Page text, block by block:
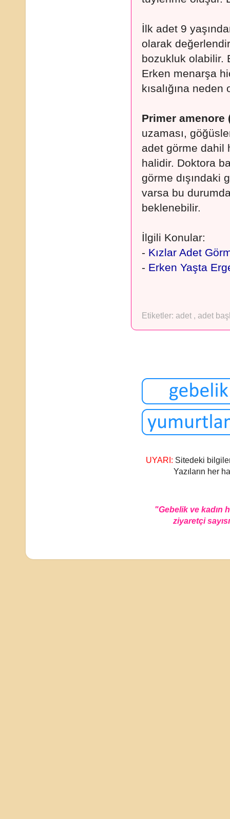
İlk adet 9
olarak
bozukluk olabilir.
Erken menarşa
kısalığına
Primer amenore
uzaması,
adet görme dahil
halidir. Doktora
görme dışındaki
varsa bu
beklenebilir.
İlgili Konular:
- Kızlar Adet
- Erken Yaşta
Etiketler: adet , adet
UYARI: Sitedeki
Yazıların her
"Gebelik ve kadın
ziyaretçi